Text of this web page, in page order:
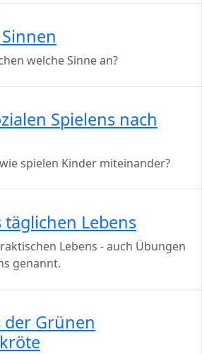
welche Sinne an?
Spielens nach
spielen Kinder miteinander?
Lebens
Lebens - auch Übungen
genannt.
der Grünen